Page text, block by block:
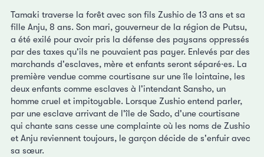
Tamaki traverse la forêt avec son fils Zushio de 13 ans et sa
fille Anju, 8 ans. Son mari, gouverneur de la région de Putsu,
a été exilé pour avoir pris la défense des paysans oppressés
par des taxes qu'ils ne pouvaient pas payer. Enlevés par des
marchands d'esclaves, mère et enfants seront séparé·es. La
première vendue comme courtisane sur une île lointaine, les
deux enfants comme esclaves à l'intendant Sansho, un
homme cruel et impitoyable. Lorsque Zushio entend parler,
par une esclave arrivant de l'île de Sado, d'une courtisane
qui chante sans cesse une complainte où les noms de Zushio
et Anju reviennent toujours, le garçon décide de s'enfuir avec
sa sœur.